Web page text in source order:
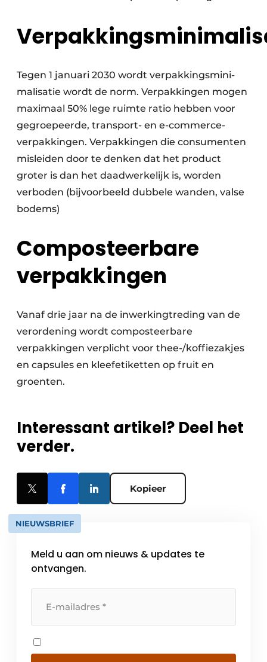
Tegen 1 januari 2030 wordt verpakkings­mini­
malisatie wordt de norm. Verpakkingen mogen
maxi­maal 50% lege ruimte ratio hebben voor
gegroepeerde, transport- en e-commerce­
verpakkingen. Verpakkingen die consumenten
mis­leiden door te denken dat het product
groter is dan het daadwerkelijk is, worden
verboden (bijvoorbeeld dubbele wanden, valse
bodems)
Composteerbare
verpakkingen
Vanaf drie jaar na de inwerkingtreding van de
verordening wordt composteerbare
verpakkingen verplicht voor thee-/koffiezakjes
en capsules en kleefetiketten op fruit en
groenten.
Interessant artikel? Deel het
verder.
Kopieer
NIEUWSBRIEF
Meld u aan om nieuws & updates te
ontvangen.